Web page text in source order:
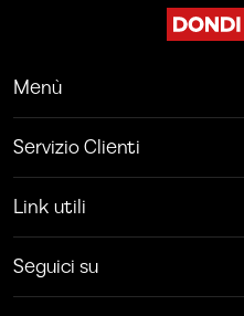
Menù
Servizio Clienti
Link utili
Seguici su